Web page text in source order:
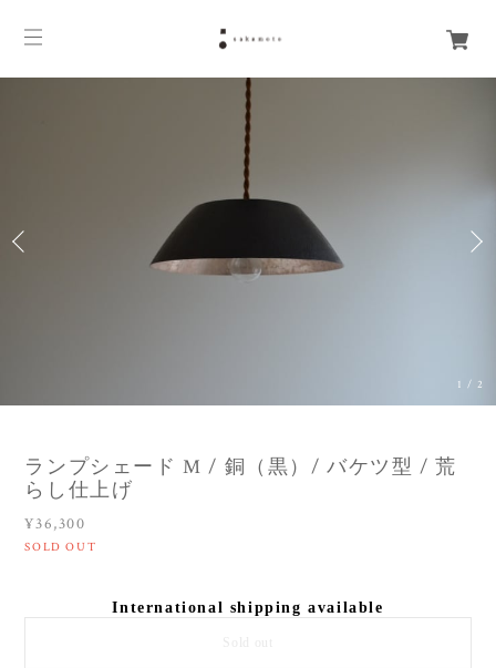
1 /2
ランプシェード M / 銅（黒）/ バケツ型 / 荒
らし仕上げ
¥36,300
SOLD OUT
International shipping available